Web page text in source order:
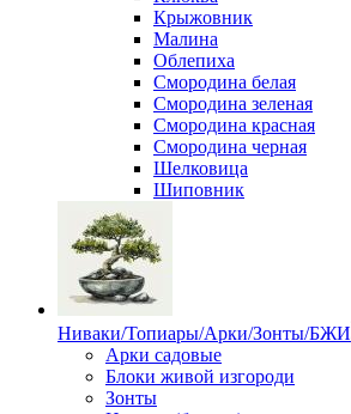
Крыжовник
Малина
Облепиха
Смородина белая
Смородина зеленая
Смородина красная
Смородина черная
Шелковица
Шиповник
Ниваки/Топиары/Арки/Зонты/БЖИ
Арки садовые
Блоки живой изгороди
Зонты